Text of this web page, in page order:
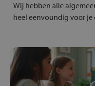
Wij hebben alle
heel eenvoundig voor je